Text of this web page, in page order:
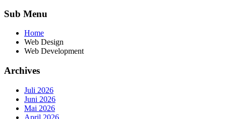
Sub Menu
Home
Web Design
Web Development
Archives
Juli 2026
Juni 2026
Mai 2026
April 2026